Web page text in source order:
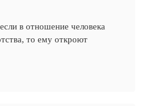
в отношение человека
то ему откроют